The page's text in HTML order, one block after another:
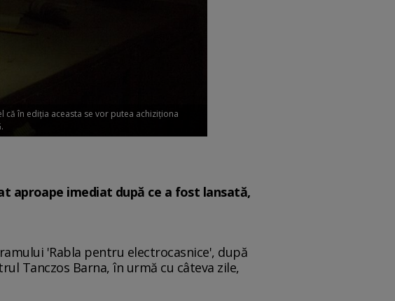
în ediţia aceasta se vor putea achiziţiona
aproape imediat după ce a fost lansată,
'Rabla pentru electrocasnice', după
Tanczos Barna, în urmă cu câteva zile,